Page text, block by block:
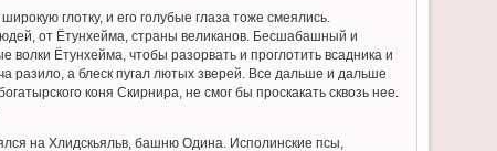
глотку, и его голубые глаза тоже смеялись.
от Ётунхейма, страны великанов. Бесшабашный и
Ётунхейма, чтобы разорвать и проглотить всадника и
разило, а блеск пугал лютых зверей. Все дальше и дальше
коня Скирнира, не смог бы проскакать сквозь нее.
на Хлидскьяльв, башню Одина. Исполинские псы,